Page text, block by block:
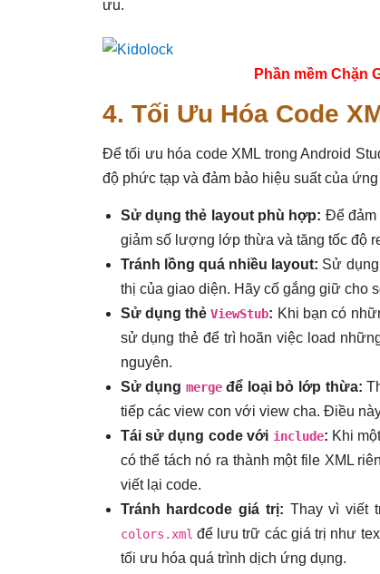
ưu.
Phần mềm Chặn
4. Tối Ưu Hóa Code
Để tối ưu hóa code XML trong Android
độ phức tạp và đảm bảo hiệu suất của
Sử dụng thẻ layout phù hợp: Để đảm
giảm số lượng lớp thừa và tăng tốc độ
Tránh lồng quá nhiều layout: Sử
thị của giao diện. Hãy cố gắng giữ cho
Sử dụng thẻViewStub: Khi bạn có
sử dụng thẻ để trì hoãn việc load
nguyên.
Sử dụng mergeđể loại bỏ lớp thừa:
tiếp các view con với view cha. Điều
Tái sử dụng code với include: Khi
có thể tách nó ra thành một file XML
viết lại code.
Tránh hardcode giá trị: Thay vì viết
colors.xml để lưu trữ các giá trị như
tối ưu hóa quá trình dịch ứng dụng.